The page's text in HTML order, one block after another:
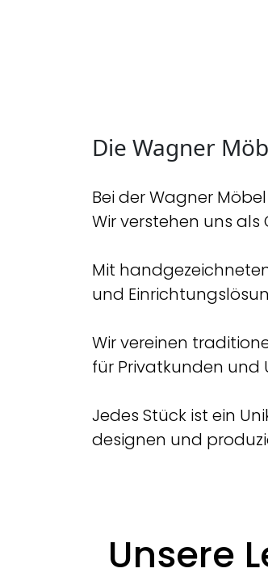
Die Wagner
Bei der Wagner
Wir verstehen uns
Mit
und
Wir vereinen
für Privatkunden und
Jedes Stück ist ein
designen und
Unsere